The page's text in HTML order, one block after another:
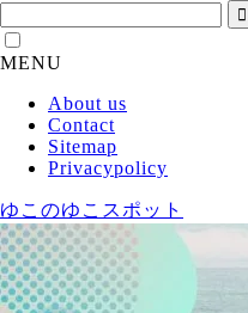
MENU
About us
Contact
Sitemap
Privacypolicy
ゆこのゆこスポット